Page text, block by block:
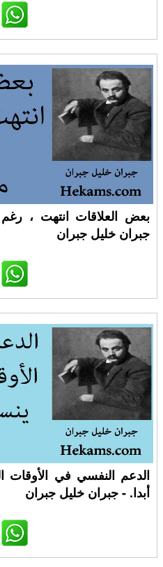
بعض العلاقات انتهت ،
جبران خليل جبران
الدعم النفسي في الأوقات
أبدا. - جبران خليل جبران